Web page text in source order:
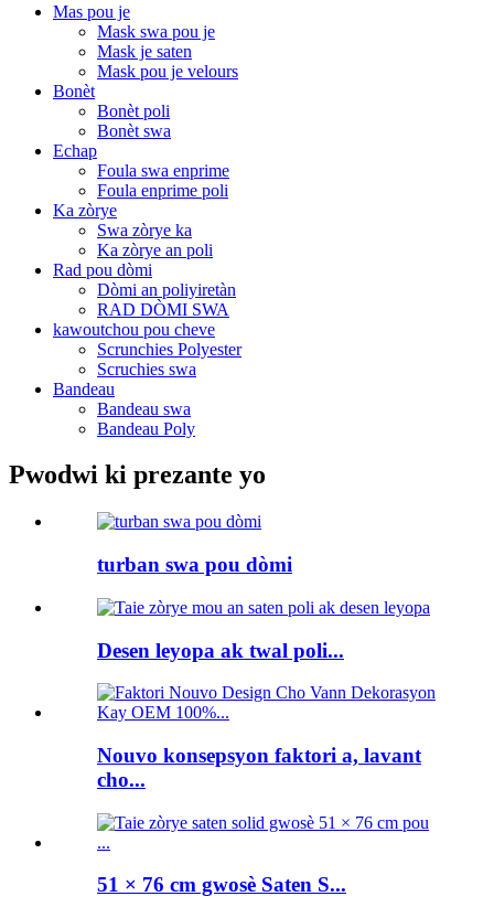
Mas pou je
Mask swa pou je
Mask je saten
Mask pou je velours
Bonèt
Bonèt poli
Bonèt swa
Echap
Foula swa enprime
Foula enprime poli
Ka zòrye
Swa zòrye ka
Ka zòrye an poli
Rad pou dòmi
Dòmi an poliyiretàn
RAD DÒMI SWA
kawoutchou pou cheve
Scrunchies Polyester
Scruchies swa
Bandeau
Bandeau swa
Bandeau Poly
Pwodwi ki prezante yo
turban swa pou dòmi
Desen leyopa ak twal poli...
Nouvo konsepsyon faktori a, lavant
cho...
51 × 76 cm gwosè Saten S...